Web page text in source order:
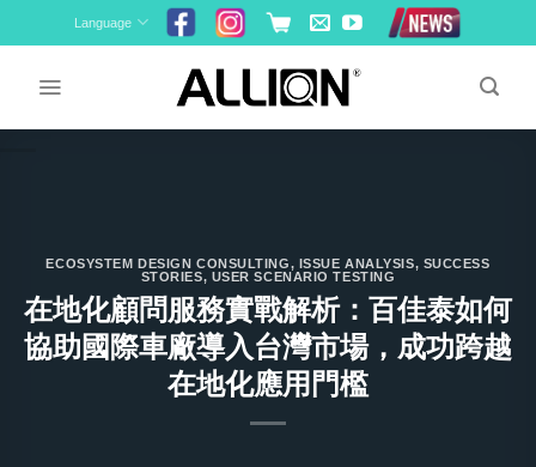
to
Language
ECOSYSTEM DESIGN CONSULTING, ISSUE ANALYSIS, SUCCESS
STORIES, USER SCENARIO TESTING
在地化顧問服務實戰解析：百佳泰如何
協助國際車廠導入台灣市場，成功跨越
在地化應用門檻